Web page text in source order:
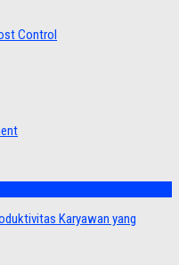
Control
Karyawan yang